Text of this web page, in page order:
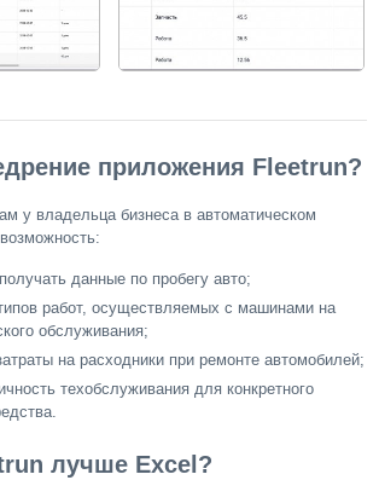
приложения Fleetrun?
у владельца бизнеса в автоматическом
данные по пробегу авто;
работ, осуществляемых с машинами на
обслуживания;
на расходники при ремонте автомобилей;
техобслуживания для конкретного
лучше Excel?